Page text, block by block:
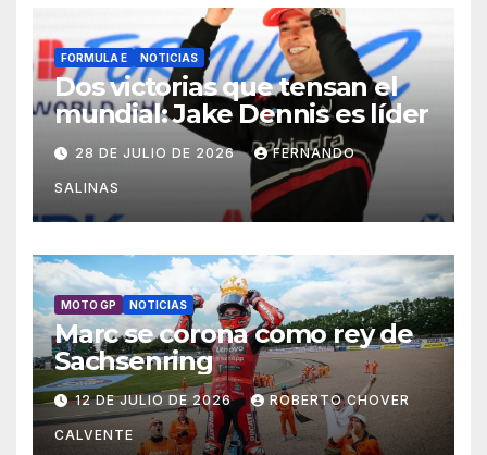
FORMULA E NOTICIAS
Dos victorias que tensan el
mundial: Jake Dennis es líder
28 DE JULIO DE 2026 FERNANDO
SALINAS
MOTO GP NOTICIAS
Marc se corona como rey de
Sachsenring
12 DE JULIO DE 2026 ROBERTO CHOVER
CALVENTE